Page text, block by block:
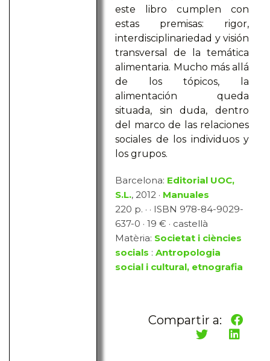
este libro cumplen con
estas premisas: rigor,
interdisciplinariedad y visión
transversal de la temática
alimentaria. Mucho más allá
de los tópicos, la
alimentación queda
situada, sin duda, dentro
del marco de las relaciones
sociales de los individuos y
los grupos.
Barcelona: Editorial UOC,
S.L., 2012 · Manuales
220 p. · · ISBN 978-84-9029-
637-0 · 19 € · castellà
Matèria: Societat i ciències
socials :Antropologia
social i cultural, etnografia
Compartir a: